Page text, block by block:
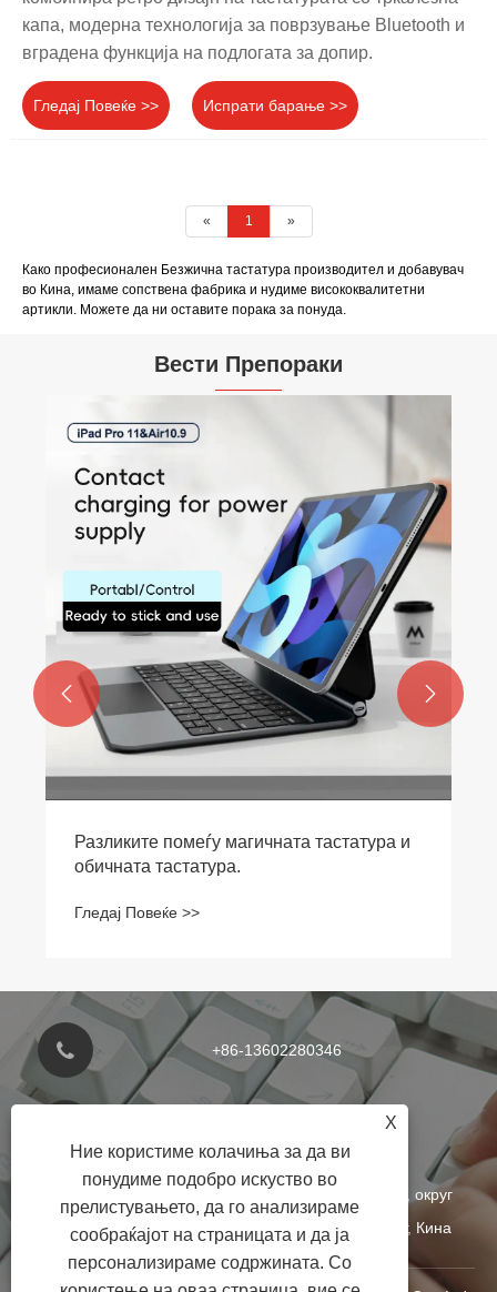
капа, модерна технологија за поврзување Bluetooth и
вградена функција на подлогата за допир.
Гледај Повеќе >> Испрати барање >>
« 1 »
Како професионален Безжична тастатура производител и добавувач
во Кина, имаме сопствена фабрика и нудиме висококвалитетни
артикли. Можете да ни оставите порака за понуда.
Вести Препораки
Разликите помеѓу магичната тастатура и
обичната тастатура.
Гледај Повеќе >>
 
+86-13602280346
Бр. 3 Ксигуади, село Гуанќиао, град Шилу, округ
Панју, Сити Гуангжу, провинција Гуангдонг, Кина
X
Ние користиме колачиња за да ви
понудиме подобро искуство во
прелистувањето, да го анализираме
сообраќајот на страницата и да ја
персонализираме содржината. Со